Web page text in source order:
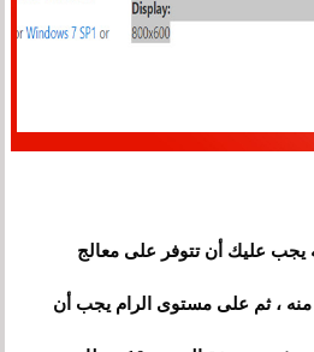
يجب عليك أن تتوفر على معالج
أسرع منه ، ثم على مستوى الرام يجب أن